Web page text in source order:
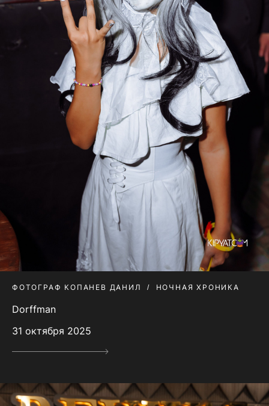
ФОТОГРАФ КОПАНЕВ ДАНИЛ НОЧНАЯ ХРОНИКА
Dorffman
31 октября 2025